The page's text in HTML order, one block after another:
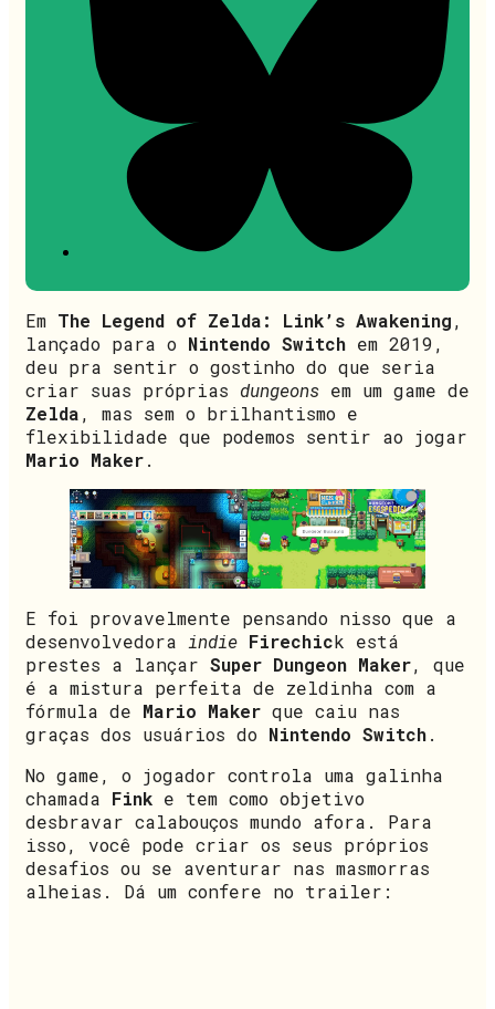
Em The Legend of Zelda: Link’s Awakening,
lançado para o Nintendo Switch em 2019,
deu pra sentir o gostinho do que seria
criar suas próprias dungeons em um game de
Zelda, mas sem o brilhantismo e
flexibilidade que podemos sentir ao jogar
Mario Maker.
E foi provavelmente pensando nisso que a
desenvolvedora indie Firechick está
prestes a lançar Super Dungeon Maker, que
é a mistura perfeita de zeldinha com a
fórmula de Mario Maker que caiu nas
graças dos usuários do Nintendo Switch.
No game, o jogador controla uma galinha
chamada Fink e tem como objetivo
desbravar calabouços mundo afora. Para
isso, você pode criar os seus próprios
desafios ou se aventurar nas masmorras
alheias. Dá um confere no trailer: